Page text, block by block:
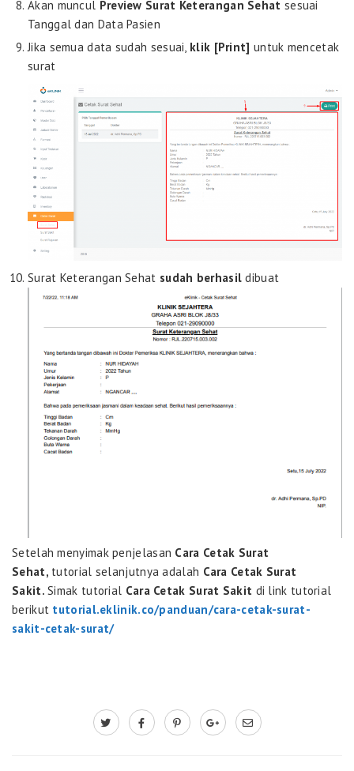
Akan muncul Preview Surat Keterangan Sehat sesuai
Tanggal dan Data Pasien
Jika semua data sudah sesuai, klik [Print] untuk mencetak
surat
Surat Keterangan Sehat sudah berhasil dibuat
Setelah menyimak penjelasan Cara Cetak Surat
Sehat, tutorial selanjutnya adalah Cara Cetak Surat
Sakit.Simak tutorial Cara Cetak Surat Sakit di link tutorial
berikut tutorial.eklinik.co/panduan/cara-cetak-surat-
sakit-cetak-surat/